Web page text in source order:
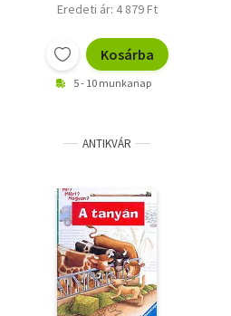
Eredeti ár: 4 879 Ft
Kosárba
5 - 10 munkanap
ANTIKVÁR